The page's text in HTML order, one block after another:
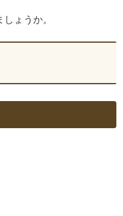
ょうか。